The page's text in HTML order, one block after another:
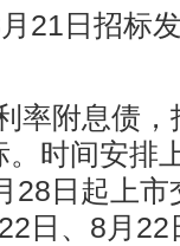
济
21日招标
率附息债
时间安排
28日起上市
日、8月22